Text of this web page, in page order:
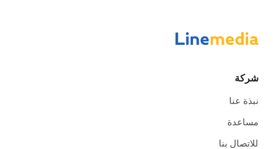
شركة
نبذة عنا
مساعدة
للاتصال بنا